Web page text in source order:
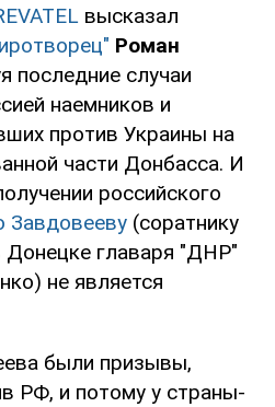
высказал
Роман
последние случаи
наемников и
против Украины на
части Донбасса. И
российского
Завдовееву (соратнику
Донецке главаря "ДНР"
не является
были призывы,
РФ, и потому у страны-